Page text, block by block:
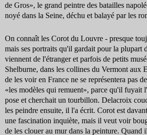
de Gros», le grand peintre des batailles
noyé dans la Seine, déchu et balayé par les
On connaît les Corot du Louvre - presque
mais ses portraits qu'il gardait pour la plupart
viennent de l'étranger et parfois de petits
Shelburne, dans les collines du Vermont aux
de les voir en France ne se représentera pas
«les modèles qui remuent», parce qu'il fuyait
pose et cherchait un tourbillon. Delacroix
les peindre ensuite, il l'a écrit. Corot est
une fascination inquiète, mais il veut voir
de les clouer au mur dans la peinture. Quand